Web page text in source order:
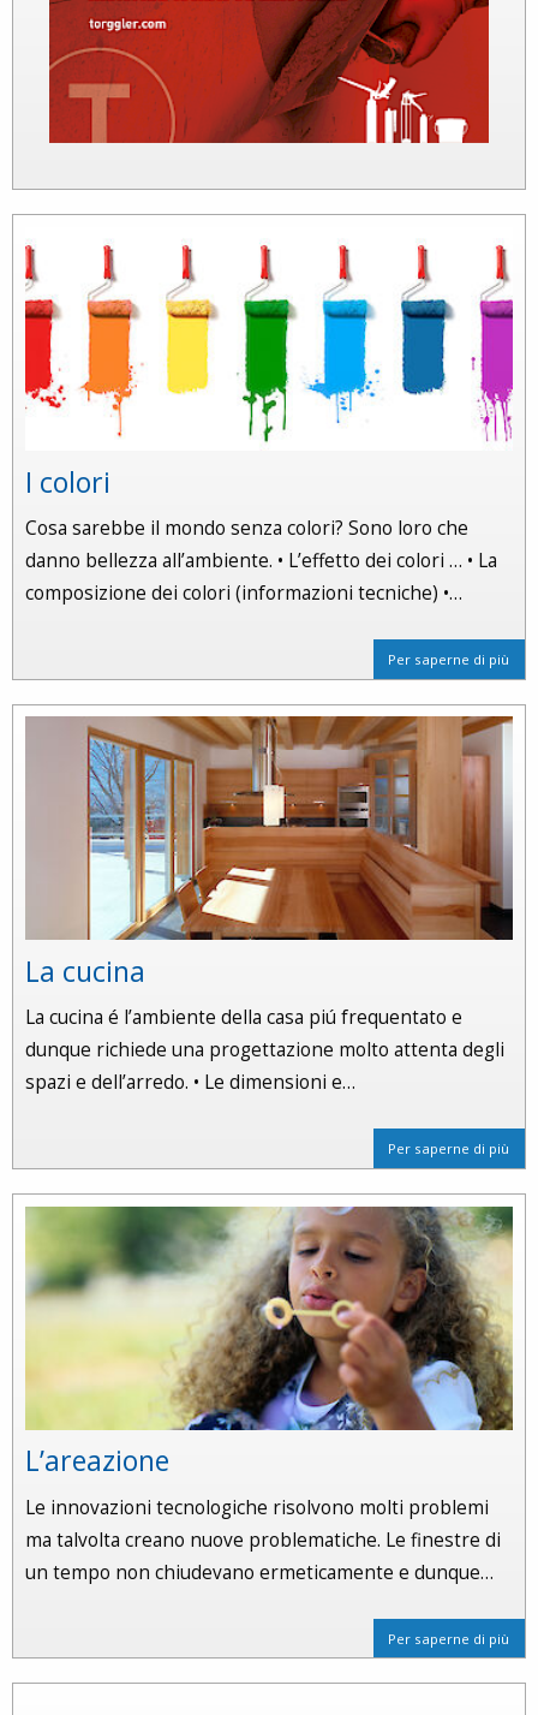
I colori
Cosa sarebbe il mondo senza colori? Sono loro che
danno bellezza all’ambiente. • L’effetto dei colori … • La
composizione dei colori (informazioni tecniche) •…
Per saperne di più
La cucina
La cucina é l’ambiente della casa piú frequentato e
dunque richiede una progettazione molto attenta degli
spazi e dell’arredo. • Le dimensioni e…
Per saperne di più
L’areazione
Le innovazioni tecnologiche risolvono molti problemi
ma talvolta creano nuove problematiche. Le finestre di
un tempo non chiudevano ermeticamente e dunque…
Per saperne di più